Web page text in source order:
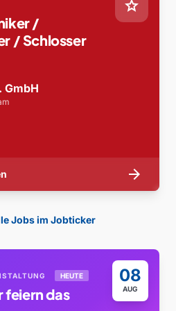
star
/
/ Schlosser
GmbH
arrow_forward
Jobs im Jobticker
08
AUG
HEUTE
feiern das